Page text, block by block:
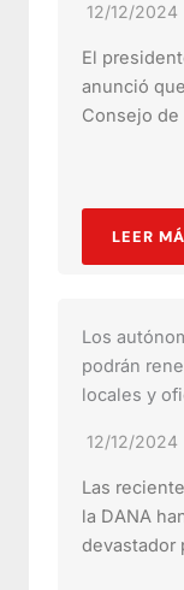
12/12/2024
El
anunció
Consejo
LEER
Los
podrán
locales y
12/12/2024
Las
la DANA
devastador